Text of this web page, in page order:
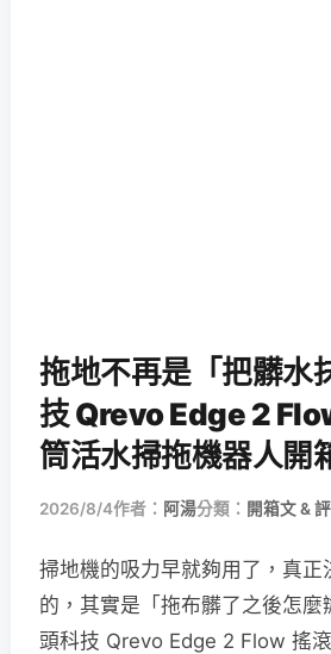
拖地不再是「把髒水
技 Qrevo Edge 2
筒活水掃拖機器人開
2026/8/4作者： 阿湯分類： 開箱文 &
掃地機的吸力早就夠用了，真正
的，其實是「拖布髒了之後怎
頭科技 Qrevo Edge 2 Flow 搖